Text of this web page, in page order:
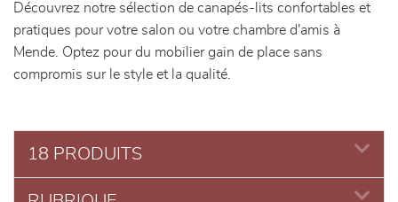
décoration
Découvrez notre sélection de canapés-lits confortables et
pratiques pour votre salon ou votre chambre d'amis à
Mende. Optez pour du mobilier gain de place sans
compromis sur le style et la qualité.
18 PRODUITS